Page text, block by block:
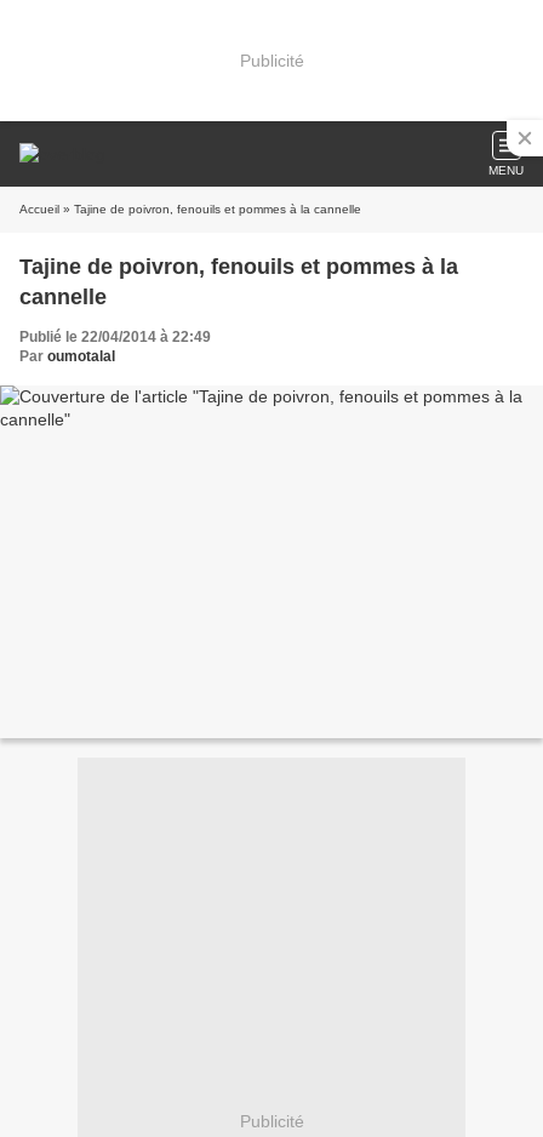
Publicité
MENU
Accueil » Tajine de poivron, fenouils et pommes à la cannelle
Tajine de poivron, fenouils et pommes à la
cannelle
Publié le 22/04/2014 à 22:49
Par oumotalal
Publicité